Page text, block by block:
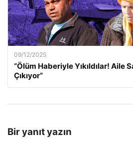
09/12/2025
“Ölüm Haberiyle Yıkıldılar! Aile
Çıkıyor”
Bir yanıt yazın